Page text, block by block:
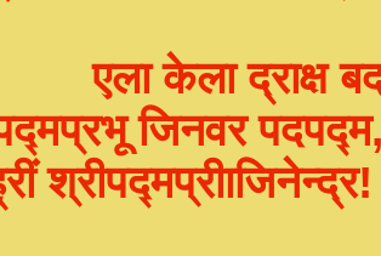
एला केला द्राक्ष
जिनवर
श्रीपद्मप्रीाजिनेन्द्र!